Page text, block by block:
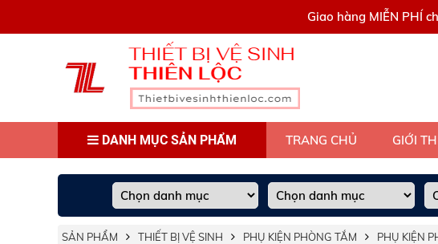
Giao hàng MIỄN PHÍ
DANH MỤC SẢN PHẨM TRANG CHỦ GIỚI
SẢN PHẨM THIẾT BỊ VỆ SINH PHỤ KIỆN PHÒNG TẮM PHỤ KIỆN